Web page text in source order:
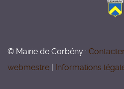
© Mairie de Corbény :
webmestre
Informations